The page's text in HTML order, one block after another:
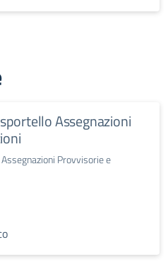
Assegnazioni
Provvisorie e